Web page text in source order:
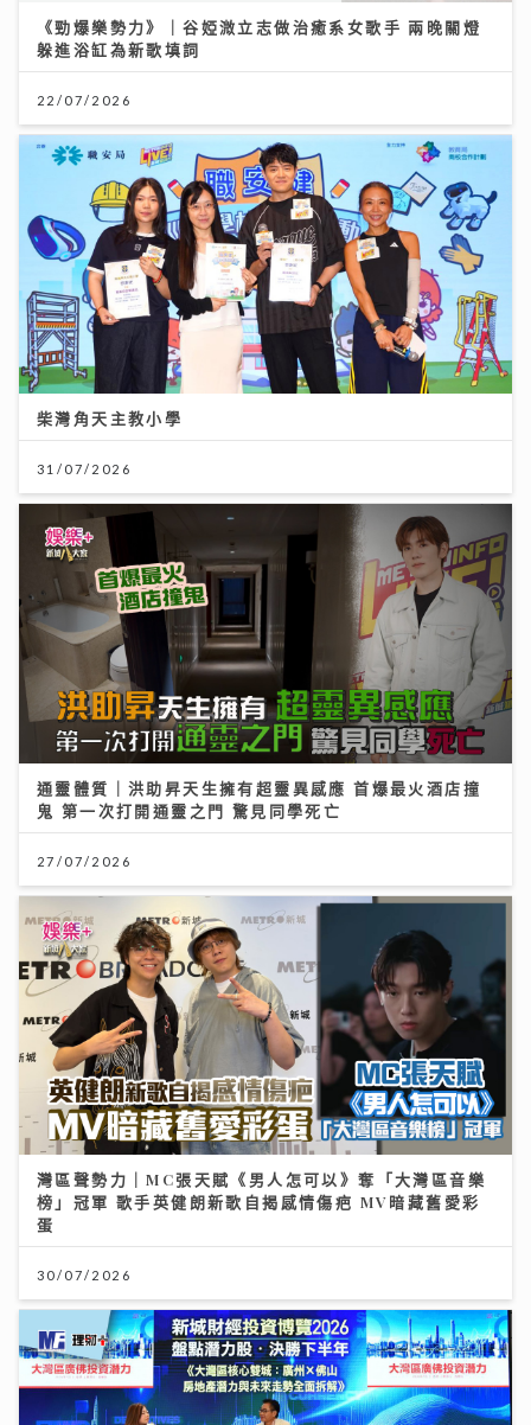
《勁爆樂勢力》｜谷婭溦立志做治癒系女歌手 兩晚關燈
躲進浴缸為新歌填詞
22/07/2026
柴灣角天主教小學
31/07/2026
通靈體質｜洪助昇天生擁有超靈異感應 首爆最火酒店撞
鬼 第一次打開通靈之門 驚見同學死亡
27/07/2026
灣區聲勢力｜MC張天賦《男人怎可以》奪「大灣區音樂
榜」冠軍 歌手英健朗新歌自揭感情傷疤 MV暗藏舊愛彩
蛋
30/07/2026